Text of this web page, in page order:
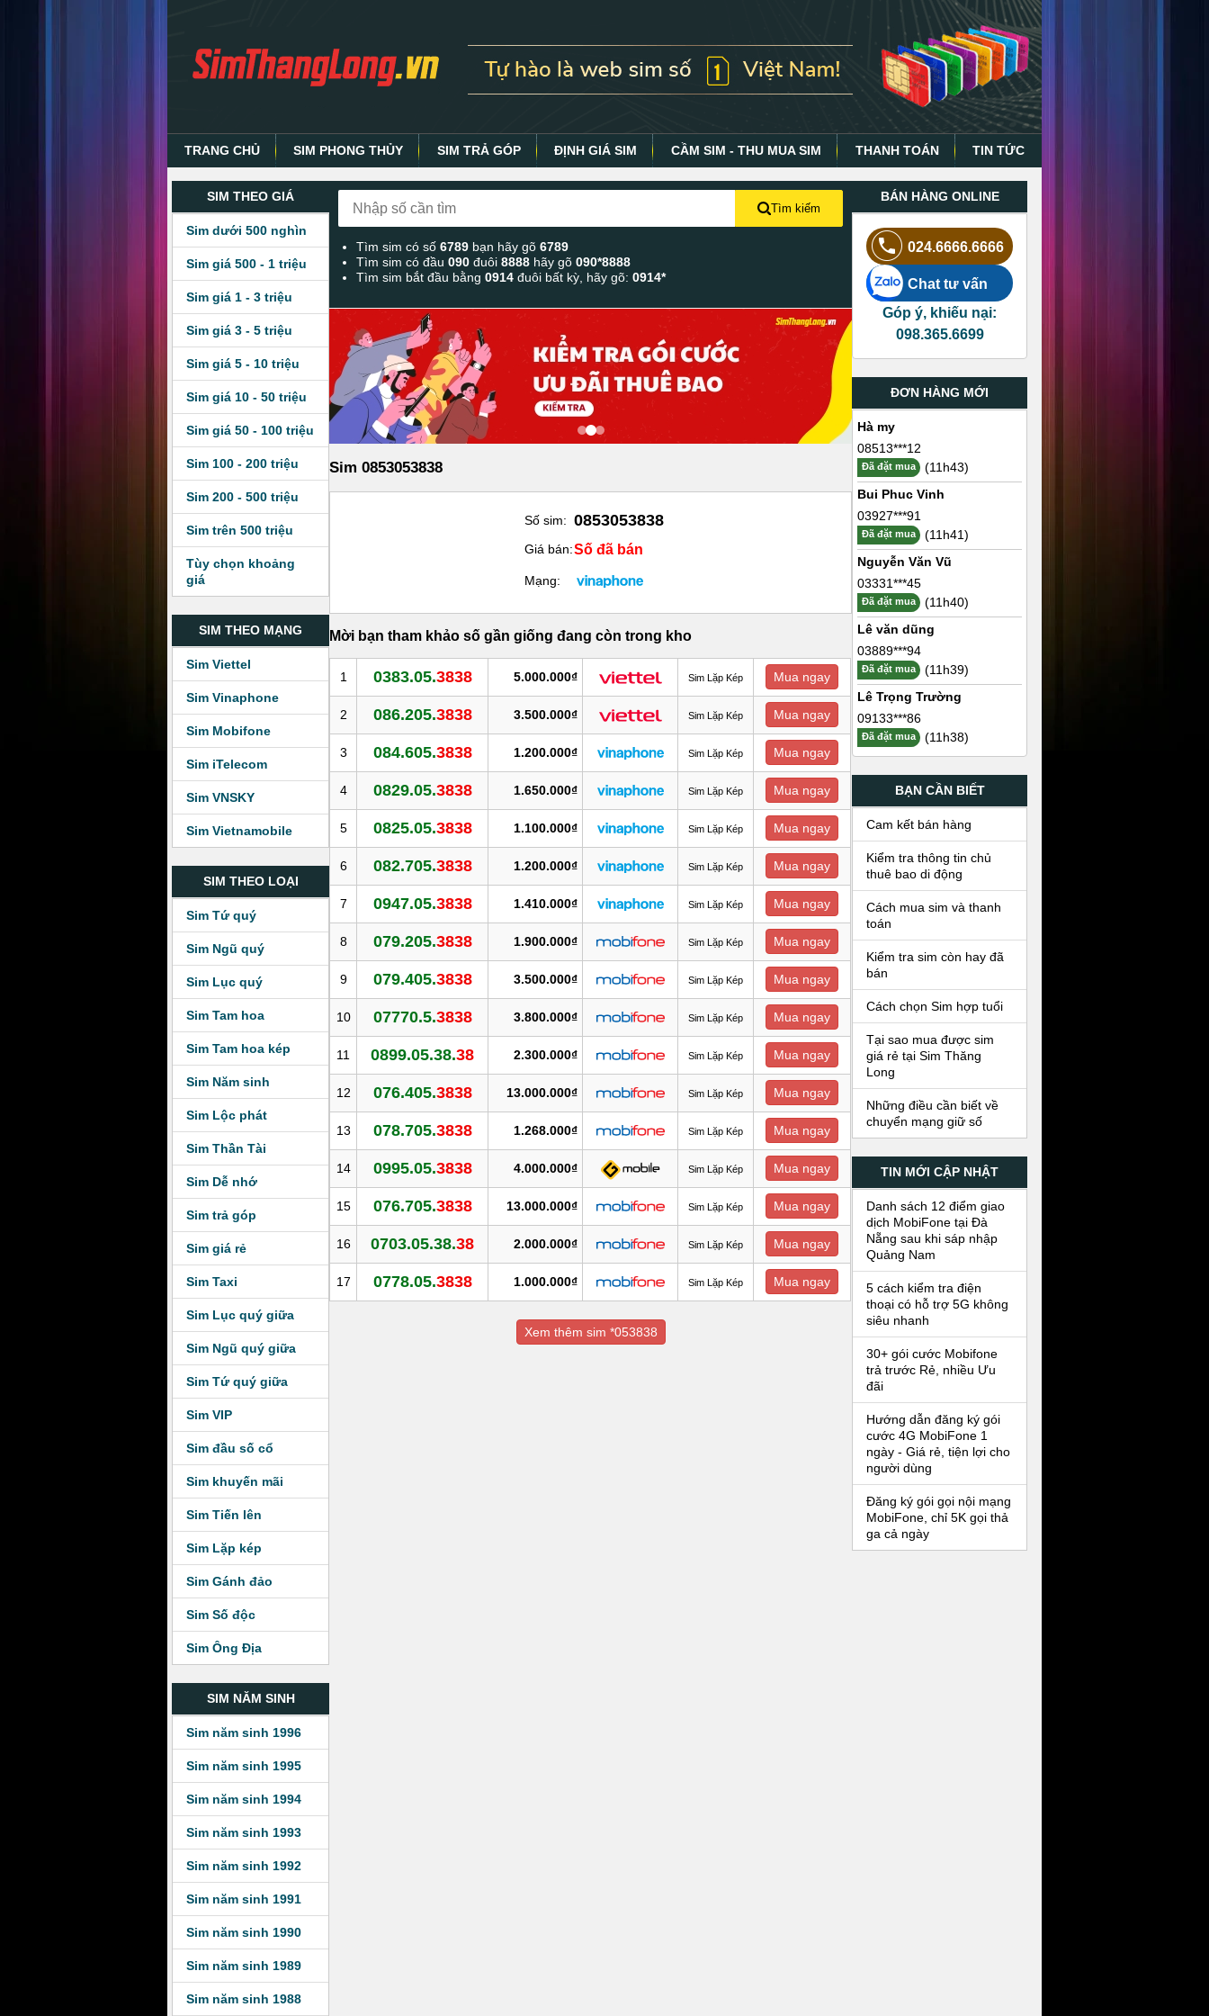
TRANG CHỦ SIM PHONG THỦY SIM TRẢ GÓP ĐỊNH GIÁ SIM CẦM SIM - THU MUA SIM THANH TOÁN TIN TỨC
SIM THEO GIÁ
Sim dưới 500 nghìn
Sim giá 500 - 1 triệu
Sim giá 1 - 3 triệu
Sim giá 3 - 5 triệu
Sim giá 5 - 10 triệu
Sim giá 10 - 50 triệu
Sim giá 50 - 100 triệu
Sim 100 - 200 triệu
Sim 200 - 500 triệu
Sim trên 500 triệu
Tùy chọn khoảng
giá
SIM THEO MẠNG
Sim Viettel
Sim Vinaphone
Sim Mobifone
Sim iTelecom
Sim VNSKY
Sim Vietnamobile
SIM THEO LOẠI
Sim Tứ quý
Sim Ngũ quý
Sim Lục quý
Sim Tam hoa
Sim Tam hoa kép
Sim Năm sinh
Sim Lộc phát
Sim Thần Tài
Sim Dễ nhớ
Sim trả góp
Sim giá rẻ
Sim Taxi
Sim Lục quý giữa
Sim Ngũ quý giữa
Sim Tứ quý giữa
Sim VIP
Sim đầu số cổ
Sim khuyến mãi
Sim Tiến lên
Sim Lặp kép
Sim Gánh đảo
Sim Số độc
Sim Ông Địa
SIM NĂM SINH
Sim năm sinh 1996
Sim năm sinh 1995
Sim năm sinh 1994
Sim năm sinh 1993
Sim năm sinh 1992
Sim năm sinh 1991
Sim năm sinh 1990
Sim năm sinh 1989
Sim năm sinh 1988
Tìm kiếm
Tìm sim có số6789 bạn hãy gõ6789
Tìm sim có đầu090đuôi8888 hãy gõ090*8888
Tìm sim bắt đầu bằng0914 đuôi bất kỳ, hãy gõ:0914*
Sim 0853053838
Số sim: 0853053838
Giá bán:Số đã bán
Mạng:
Mời bạn tham khảo số gần giống đang còn trong kho
1 0383.05.3838 5.000.000₫ Sim Lặp Kép Mua ngay
2 086.205.3838 3.500.000₫ Sim Lặp Kép Mua ngay
3 084.605.3838 1.200.000₫ Sim Lặp Kép Mua ngay
4 0829.05.3838 1.650.000₫ Sim Lặp Kép Mua ngay
5 0825.05.3838 1.100.000₫ Sim Lặp Kép Mua ngay
6 082.705.3838 1.200.000₫ Sim Lặp Kép Mua ngay
7 0947.05.3838 1.410.000₫ Sim Lặp Kép Mua ngay
8 079.205.3838 1.900.000₫ Sim Lặp Kép Mua ngay
9 079.405.3838 3.500.000₫ Sim Lặp Kép Mua ngay
10 07770.5.3838 3.800.000₫ Sim Lặp Kép Mua ngay
11 0899.05.38.38 2.300.000₫ Sim Lặp Kép Mua ngay
12 076.405.3838 13.000.000₫ Sim Lặp Kép Mua ngay
13 078.705.3838 1.268.000₫ Sim Lặp Kép Mua ngay
14 0995.05.3838 4.000.000₫ Sim Lặp Kép Mua ngay
15 076.705.3838 13.000.000₫ Sim Lặp Kép Mua ngay
16 0703.05.38.38 2.000.000₫ Sim Lặp Kép Mua ngay
17 0778.05.3838 1.000.000₫ Sim Lặp Kép Mua ngay
Xem thêm sim *053838
BÁN HÀNG ONLINE
024.6666.6666
Chat tư vấn
Góp ý, khiếu nại:
098.365.6699
ĐƠN HÀNG MỚI
Hà my
08513***12
Đã đặt mua
(11h43)
Bui Phuc Vinh
03927***91
Đã đặt mua
(11h41)
Nguyễn Văn Vũ
03331***45
Đã đặt mua
(11h40)
Lê văn dũng
03889***94
Đã đặt mua
(11h39)
Lê Trọng Trường
09133***86
Đã đặt mua (11h38)
BẠN CẦN BIẾT
Cam kết bán hàng
Kiểm tra thông tin chủ
thuê bao di động
Cách mua sim và thanh
toán
Kiểm tra sim còn hay đã
bán
Cách chọn Sim hợp tuổi
Tại sao mua được sim
giá rẻ tại Sim Thăng
Long
Những điều cần biết về
chuyển mạng giữ số
TIN MỚI CẬP NHẬT
Danh sách 12 điểm giao
dịch MobiFone tại Đà
Nẵng sau khi sáp nhập
Quảng Nam
5 cách kiểm tra điện
thoại có hỗ trợ 5G không
siêu nhanh
30+ gói cước Mobifone
trả trước Rẻ, nhiều Ưu
đãi
Hướng dẫn đăng ký gói
cước 4G MobiFone 1
ngày - Giá rẻ, tiện lợi cho
người dùng
Đăng ký gói gọi nội mạng
MobiFone, chỉ 5K gọi thả
ga cả ngày